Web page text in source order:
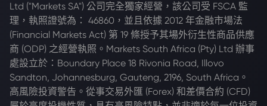
Ltd ("Markets SA") 公司完全獨家經營，該公司受 FSCA 監
理，執照證號為： 46860，並且依據 2012 年金融市場法
(Financial Markets Act) 第 19 條授予其場外衍生性商品供應
商 (ODP) 之經營執照。Markets South Africa (Pty) Ltd 辦事
處設立於：Boundary Place 18 Rivonia Road, Illovo
Sandton, Johannesburg, Gauteng, 2196, South Africa。
高風險投資警告。從事交易外匯 (Forex) 和差價合約 (CFD)